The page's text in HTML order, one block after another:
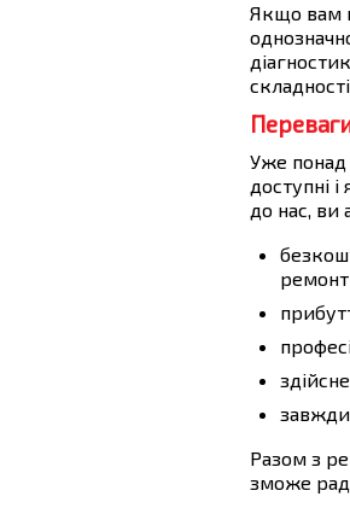
Якщо вам
Уже понад
доступні
до нас, ви
завжди
Разом з
зможе